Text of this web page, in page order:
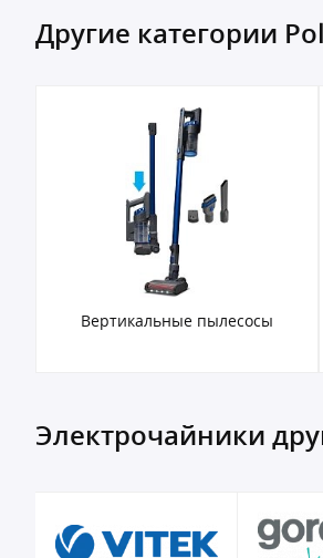
Другие категории
Вертикальные пылесосы
Электрочайники